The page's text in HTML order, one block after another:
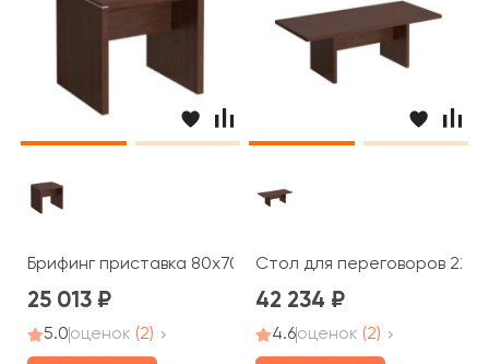
Брифинг приставка 80x70x75 Cosmo
25 013
5.0оценок (2)
Стол для переговоров
42 234
4.6оценок (2)